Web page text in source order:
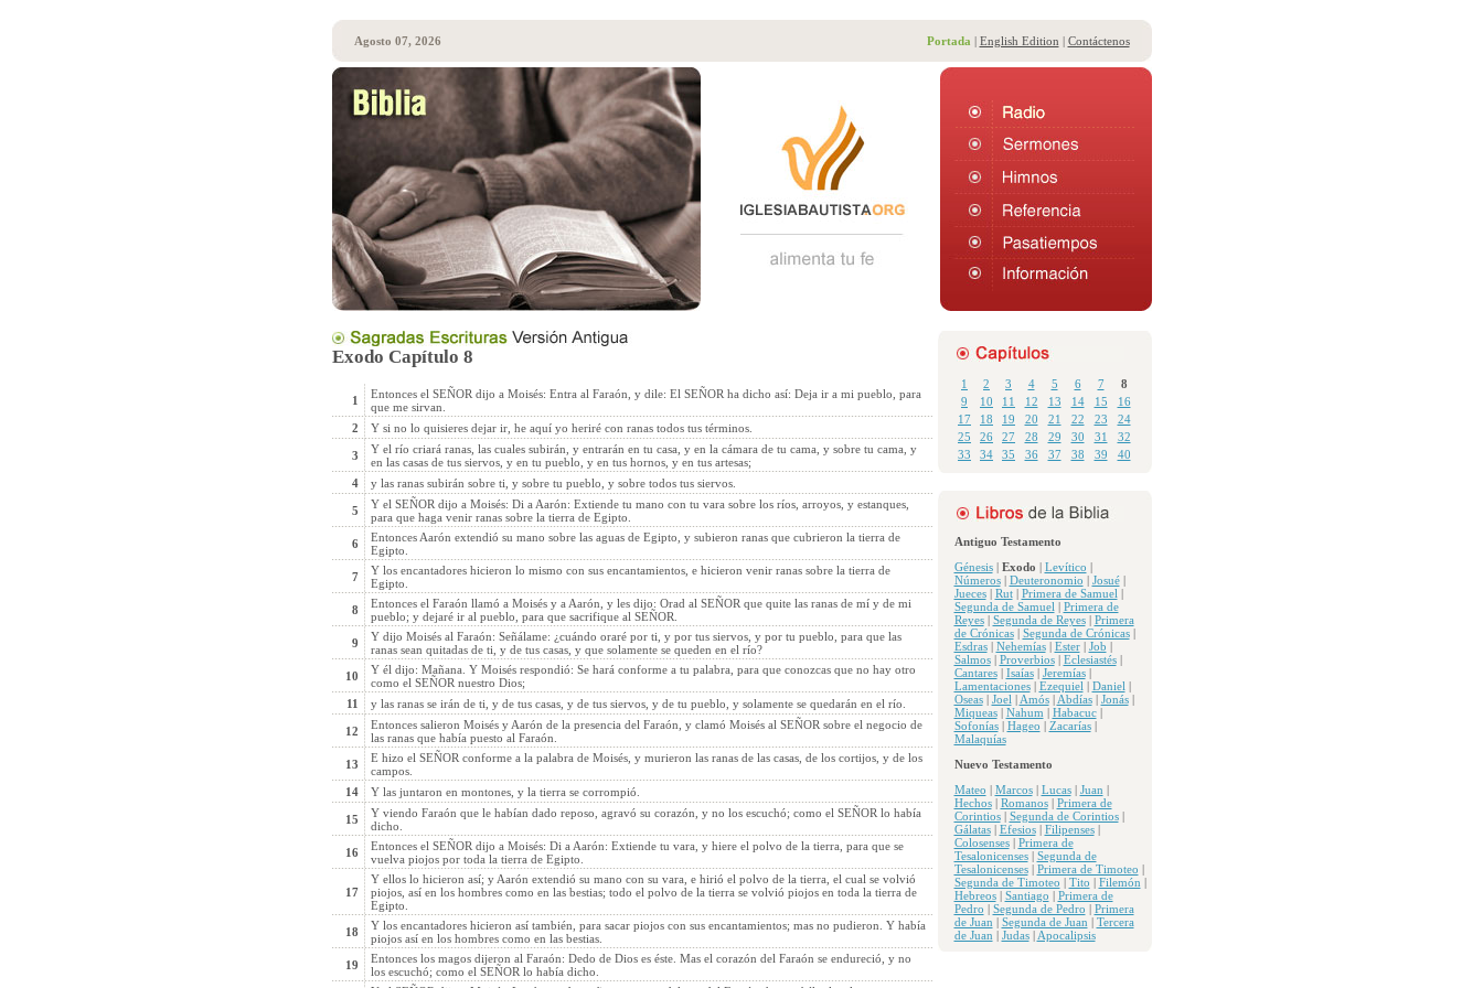
Agosto 07, 2026 Portada | English Edition | Contáctenos
1 2 3 4 5 6 7
8
9
10 11 12 13 14 15
16
17
18 19 20 21 22 23
24
25
26 27 28 29 30 31
32
33
34 35 36 37 38 39 40
Antiguo Testamento
Génesis| Exodo | Levítico |
Números| Deuteronomio | Josué|
Jueces| Rut| Primera de Samuel |
Segunda de Samuel | Primera de
Reyes| Segunda de Reyes| Primera
de Crónicas| Segunda de Crónicas|
Esdras| Nehemías| Ester| Job |
Salmos| Proverbios| Eclesiastés|
Cantares| Isaías| Jeremías|
Lamentaciones| Ezequiel | Daniel |
Oseas| Joel | Amós| Abdías| Jonás|
Miqueas| Nahum | Habacuc|
Sofonías| Hageo | Zacarías|
Malaquías
Nuevo Testamento
Mateo | Marcos| Lucas| Juan |
Hechos| Romanos| Primera de
Corintios| Segunda de Corintios|
Gálatas| Efesios| Filipenses|
Colosenses| Primera de
Tesalonicenses| Segunda de
Tesalonicenses| Primera de Timoteo |
Segunda de Timoteo | Tito | Filemón |
Hebreos| Santiago | Primera de
Pedro | Segunda de Pedro | Primera
de Juan | Segunda de Juan | Tercera
de Juan | Judas| Apocalipsis
Exodo Capítulo 8
1
Entonces el SEÑOR dijo a Moisés: Entra al Faraón, y dile: El SEÑOR ha dicho así: Deja ir a mi pueblo, para
que me sirvan.
2
Y si no lo quisieres dejar ir, he aquí yo heriré con ranas todos tus términos.
3
Y el río criará ranas, las cuales subirán, y entrarán en tu casa, y en la cámara de tu cama, y sobre tu cama, y
en las casas de tus siervos, y en tu pueblo, y en tus hornos, y en tus artesas;
4
y las ranas subirán sobre ti, y sobre tu pueblo, y sobre todos tus siervos.
5
Y el SEÑOR dijo a Moisés: Di a Aarón: Extiende tu mano con tu vara sobre los ríos, arroyos, y estanques,
para que haga venir ranas sobre la tierra de Egipto.
6
Entonces Aarón extendió su mano sobre las aguas de Egipto, y subieron ranas que cubrieron la tierra de
Egipto.
7
Y los encantadores hicieron lo mismo con sus encantamientos, e hicieron venir ranas sobre la tierra de
Egipto.
8
Entonces el Faraón llamó a Moisés y a Aarón, y les dijo: Orad al SEÑOR que quite las ranas de mí y de mi
pueblo; y dejaré ir al pueblo, para que sacrifique al SEÑOR.
9
Y dijo Moisés al Faraón: Señálame: ¿cuándo oraré por ti, y por tus siervos, y por tu pueblo, para que las
ranas sean quitadas de ti, y de tus casas, y que solamente se queden en el río?
10
Y él dijo: Mañana. Y Moisés respondió: Se hará conforme a tu palabra, para que conozcas que no hay otro
como el SEÑOR nuestro Dios;
11
y las ranas se irán de ti, y de tus casas, y de tus siervos, y de tu pueblo, y solamente se quedarán en el río.
12
Entonces salieron Moisés y Aarón de la presencia del Faraón, y clamó Moisés al SEÑOR sobre el negocio de
las ranas que había puesto al Faraón.
13
E hizo el SEÑOR conforme a la palabra de Moisés, y murieron las ranas de las casas, de los cortijos, y de los
campos.
14
Y las juntaron en montones, y la tierra se corrompió.
15
Y viendo Faraón que le habían dado reposo, agravó su corazón, y no los escuchó; como el SEÑOR lo había
dicho.
16
Entonces el SEÑOR dijo a Moisés: Di a Aarón: Extiende tu vara, y hiere el polvo de la tierra, para que se
vuelva piojos por toda la tierra de Egipto.
17
Y ellos lo hicieron así; y Aarón extendió su mano con su vara, e hirió el polvo de la tierra, el cual se volvió
piojos, así en los hombres como en las bestias; todo el polvo de la tierra se volvió piojos en toda la tierra de
Egipto.
18
Y los encantadores hicieron así también, para sacar piojos con sus encantamientos; mas no pudieron. Y había
piojos así en los hombres como en las bestias.
19
Entonces los magos dijeron al Faraón: Dedo de Dios es éste. Mas el corazón del Faraón se endureció, y no
los escuchó; como el SEÑOR lo había dicho.